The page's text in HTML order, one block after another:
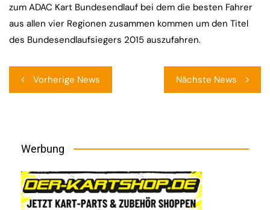
zum ADAC Kart Bundesendlauf bei dem die besten Fahrer
aus allen vier Regionen zusammen kommen um den Titel
des Bundesendlaufsiegers 2015 auszufahren.
Vorherige News Nächste News
Werbung